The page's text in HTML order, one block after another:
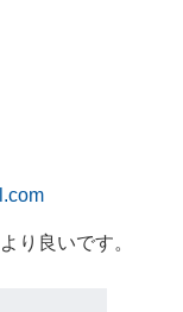
り良いです。